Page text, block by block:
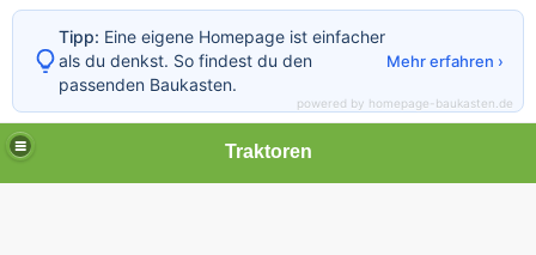
Traktoren
Tipp: Eine eigene Homepage ist einfacher
als du denkst. So findest du den
passenden Baukasten.
Mehr erfahren ›
powered by homepage-baukasten.de